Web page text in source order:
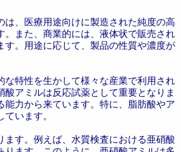
、医療用途向けに製造された純度の高
また、商業的には、液体状で販売され
。用途に応じて、製品の性質や濃度が
特性を生かして様々な産業で利用され
アミルは反応試薬として重要となりま
力から来ています。特に、脂肪酸やア
います。
す。例えば、水質検査における亜硝酸